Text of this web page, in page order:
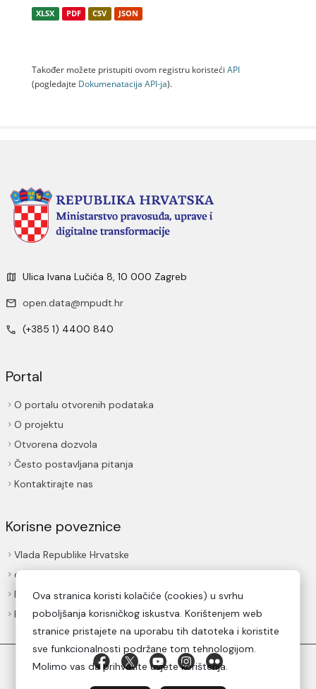
XLSX PDF CSV JSON
Također možete pristupiti ovom registru koristeći API
(pogledajte Dokumenаtаcijа API-jа).